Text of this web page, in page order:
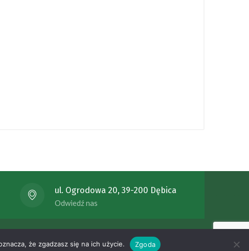
ul. Ogrodowa 20, 39-200 Dębica
Odwiedź nas
Wykonanie - stronydlaszkol.com.pl
że zgadzasz się na ich użycie. Zgoda